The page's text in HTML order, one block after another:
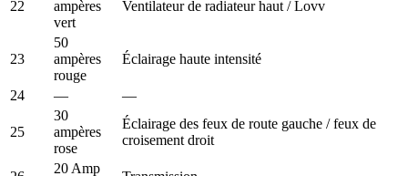
22
ampères
vert
Ventilateur de radiateur haut / Lovv
23
50
ampères
rouge
Éclairage haute intensité
24 — —
25
30
ampères
rose
Éclairage des feux de route gauche / feux de
croisement droit
20 Amp